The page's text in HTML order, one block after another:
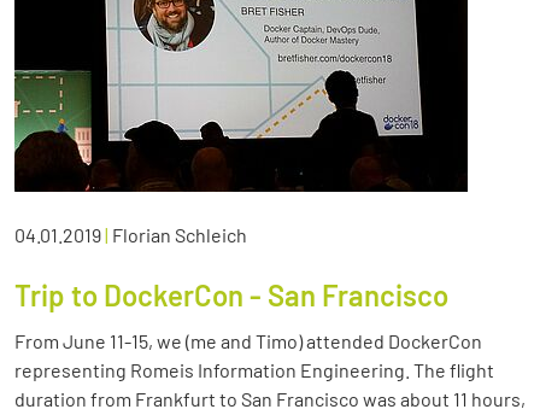
04.01.2019| Florian Schleich
Trip to DockerCon - San Francisco
From June 11-15, we (me and Timo) attended DockerCon
representing Romeis Information Engineering. The flight
duration from Frankfurt to San Francisco was about 11 hours,